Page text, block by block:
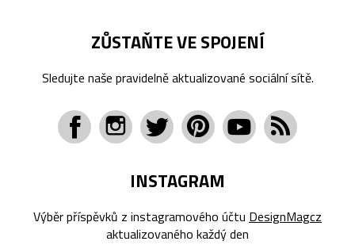
ZŮSTAŇTE VE SPOJENÍ
Sledujte naše pravidelně aktualizované sociální sítě.
INSTAGRAM
Výběr příspěvků z instagramového účtu DesignMagcz
aktualizovaného každý den